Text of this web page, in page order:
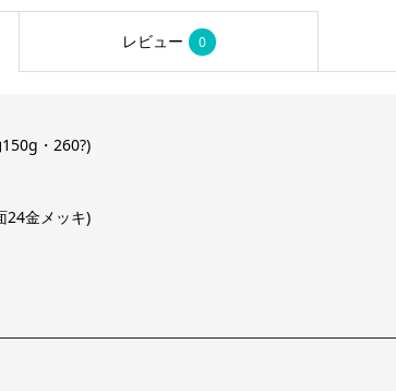
レ
レビュー 0
・260?)
24金メッキ)